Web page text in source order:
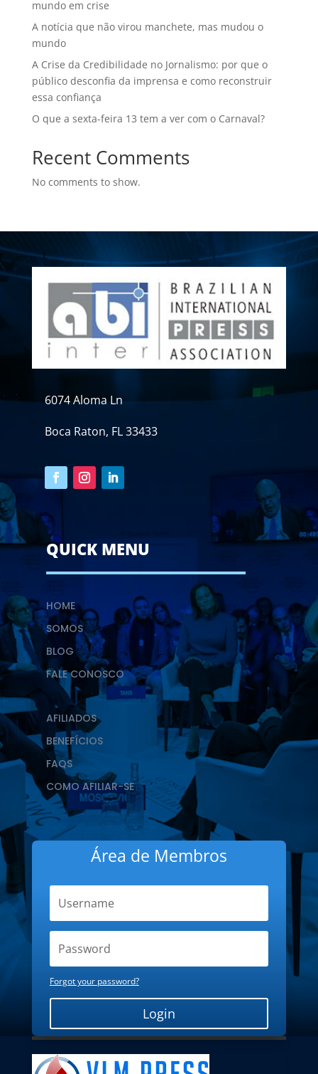
mundo em crise
A notícia que não virou manchete, mas mudou o
mundo
A Crise da Credibilidade no Jornalismo: por que o
público desconfia da imprensa e como reconstruir
essa confiança
O que a sexta-feira 13 tem a ver com o Carnaval?
Recent Comments
No comments to show.
6074 Aloma Ln
Boca Raton, FL 33433
QUICK MENU
HOME
SOMOS
BLOG
FALE CONOSCO
AFILIADOS
BENEFÍCIOS
FAQS
COMO AFILIAR-SE
Área de Membros
Forgot your password?
Login